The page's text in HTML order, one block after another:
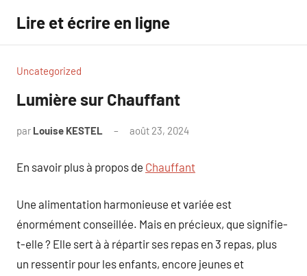
contenu
Lire et écrire en ligne
Uncategorized
Lumière sur Chauffant
par Louise KESTEL août 23, 2024
En savoir plus à propos de Chauffant
Une alimentation harmonieuse et variée est
énormément conseillée. Mais en précieux, que signifie-
t-elle ? Elle sert à à répartir ses repas en 3 repas, plus
un ressentir pour les enfants, encore jeunes et